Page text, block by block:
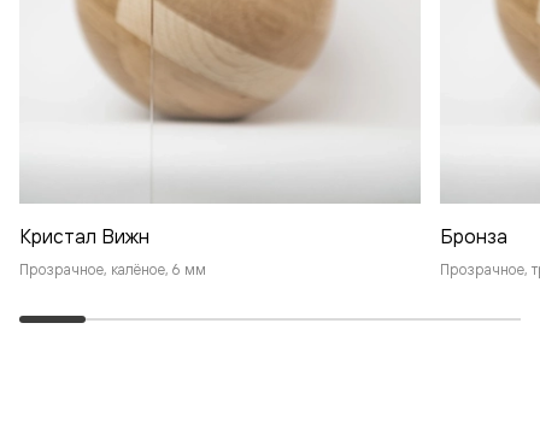
Кристал Вижн
Прозрачное, калёное, 6 мм
Бронза
Прозрачное,